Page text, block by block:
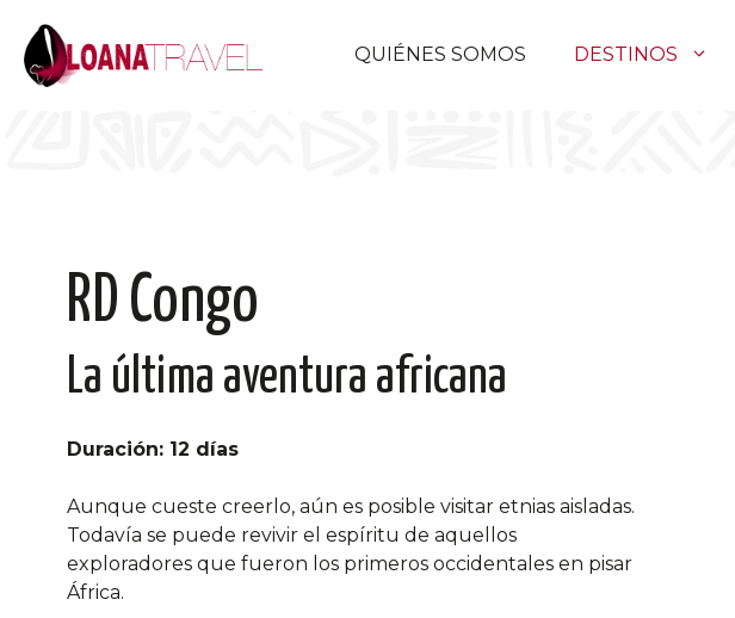
QUIÉNES SOMOS DESTINOS
RD Congo
La última aventura africana
Duración: 12 días
Aunque cueste creerlo, aún es posible visitar etnias aisladas.
Todavía se puede revivir el espíritu de aquellos
exploradores que fueron los primeros occidentales en pisar
África.